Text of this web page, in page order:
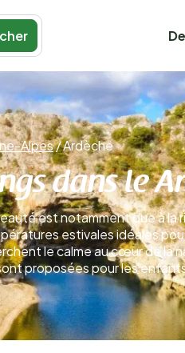
Alpes/Ardèche
dans le
est notamment due à
estivales idéales
le calme au cœur de la
proposées pour les